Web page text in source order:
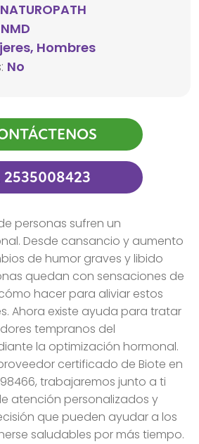
NATUROPATH
NMD
Hombres
No
2535008423
personas sufren un
Desde cansancio y aumento
de humor graves y libido
quedan con sensaciones de
hacer para aliviar estos
Ahora existe ayuda para tratar
tempranos del
la optimización hormonal.
certificado de Biote en
98466, trabajaremos junto a ti
atención personalizados y
que pueden ayudar a los
saludables por más tiempo.